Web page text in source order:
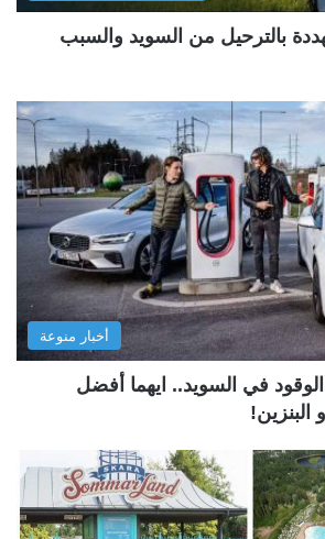
بالترحيل من السويد والسبب
أخبار منوعة
في السويد.. ايهما أفضل
البنزين!